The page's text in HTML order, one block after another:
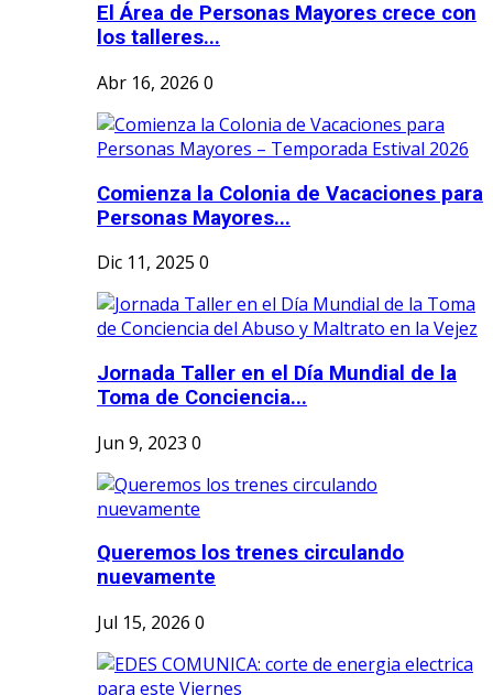
El Área de Personas Mayores crece con
los talleres...
Abr 16, 2026 0
Comienza la Colonia de Vacaciones para
Personas Mayores...
Dic 11, 2025 0
Jornada Taller en el Día Mundial de la
Toma de Conciencia...
Jun 9, 2023 0
Queremos los trenes circulando
nuevamente
Jul 15, 2026 0